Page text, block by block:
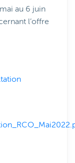
au 6 juin
l’offre